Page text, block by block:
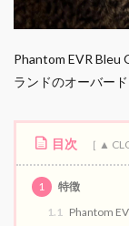
Phantom EVR Bleu
ランドのオーバー
目次
1
特徴
1.1
Phantom